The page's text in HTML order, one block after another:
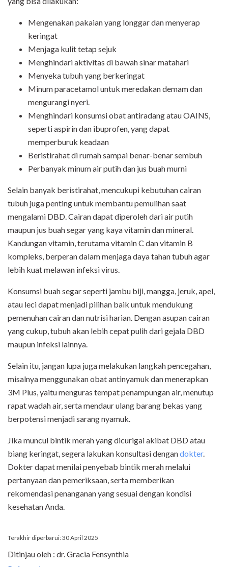
Mengenakan pakaian yang longgar dan menyerap
keringat
Menjaga kulit tetap sejuk
Menghindari aktivitas di bawah sinar matahari
Menyeka tubuh yang berkeringat
Minum paracetamol untuk meredakan demam dan
mengurangi nyeri.
Menghindari konsumsi obat antiradang atau OAINS,
seperti aspirin dan ibuprofen, yang dapat
memperburuk keadaan
Beristirahat di rumah sampai benar-benar sembuh
Perbanyak minum air putih dan jus buah murni
Selain banyak beristirahat, mencukupi kebutuhan cairan
tubuh juga penting untuk membantu pemulihan saat
mengalami DBD. Cairan dapat diperoleh dari air putih
maupun jus buah segar yang kaya vitamin dan mineral.
Kandungan vitamin, terutama vitamin C dan vitamin B
kompleks, berperan dalam menjaga daya tahan tubuh agar
lebih kuat melawan infeksi virus.
Konsumsi buah segar seperti jambu biji, mangga, jeruk, apel,
atau leci dapat menjadi pilihan baik untuk mendukung
pemenuhan cairan dan nutrisi harian. Dengan asupan cairan
yang cukup, tubuh akan lebih cepat pulih dari gejala DBD
maupun infeksi lainnya.
Selain itu, jangan lupa juga melakukan langkah pencegahan,
misalnya menggunakan obat antinyamuk dan menerapkan
3M Plus, yaitu menguras tempat penampungan air, menutup
rapat wadah air, serta mendaur ulang barang bekas yang
berpotensi menjadi sarang nyamuk.
Jika muncul bintik merah yang dicurigai akibat DBD atau
biang keringat, segera lakukan konsultasi dengandokter.
Dokter dapat menilai penyebab bintik merah melalui
pertanyaan dan pemeriksaan, serta memberikan
rekomendasi penanganan yang sesuai dengan kondisi
kesehatan Anda.
Terakhir diperbarui: 30 April 2025